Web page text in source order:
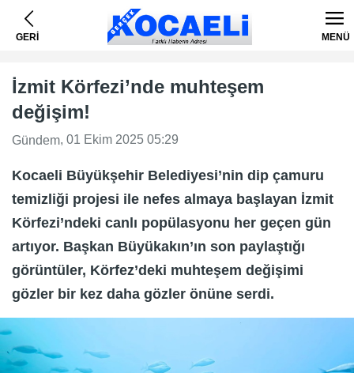
GERİ MENÜ
İzmit Körfezi’nde muhteşem
değişim!
Gündem, 01 Ekim 2025 05:29
Kocaeli Büyükşehir Belediyesi’nin dip çamuru
temizliği projesi ile nefes almaya başlayan İzmit
Körfezi’ndeki canlı popülasyonu her geçen gün
artıyor. Başkan Büyükakın’ın son paylaştığı
görüntüler, Körfez’deki muhteşem değişimi
gözler bir kez daha gözler önüne serdi.